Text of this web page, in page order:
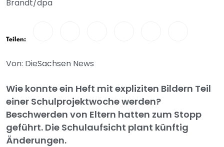
Brandt/dpa
Teilen:
Von: DieSachsen News
Wie konnte ein Heft mit expliziten Bildern Teil
einer Schulprojektwoche werden?
Beschwerden von Eltern hatten zum Stopp
geführt. Die Schulaufsicht plant künftig
Änderungen.